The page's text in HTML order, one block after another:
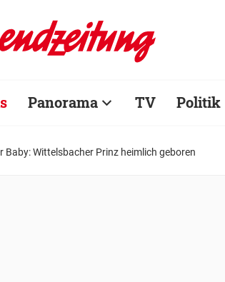
Panorama TV Politik
Baby: Wittelsbacher Prinz heimlich geboren